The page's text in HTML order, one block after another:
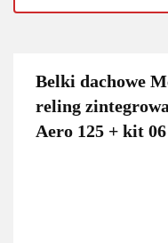
Belki dachowe
reling
Aero 125 + kit 06